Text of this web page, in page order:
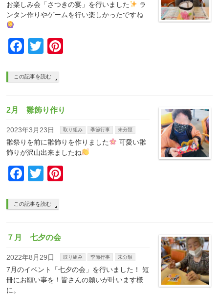
お楽しみ会「さつきの宴」を行いました
ラ
ンタン作りやゲームを行い楽しかったですね
Facebook
Twitter
この記事を読む
2月 雛飾り作り
2023年3月23日 取り組み 季節行事 未分類
雛祭りを前に雛飾りを作りました
可愛い雛
飾りが沢山出来ましたね
Facebook
Twitter
この記事を読む
７月 七夕の会
2022年8月29日 取り組み 季節行事 未分類
7月のイベント「七夕の会」を行いました！ 短
冊にお願い事を！皆さんの願いが叶います様
に。